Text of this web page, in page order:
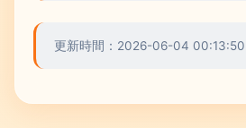
更新時間：2026-06-04 00:13:50